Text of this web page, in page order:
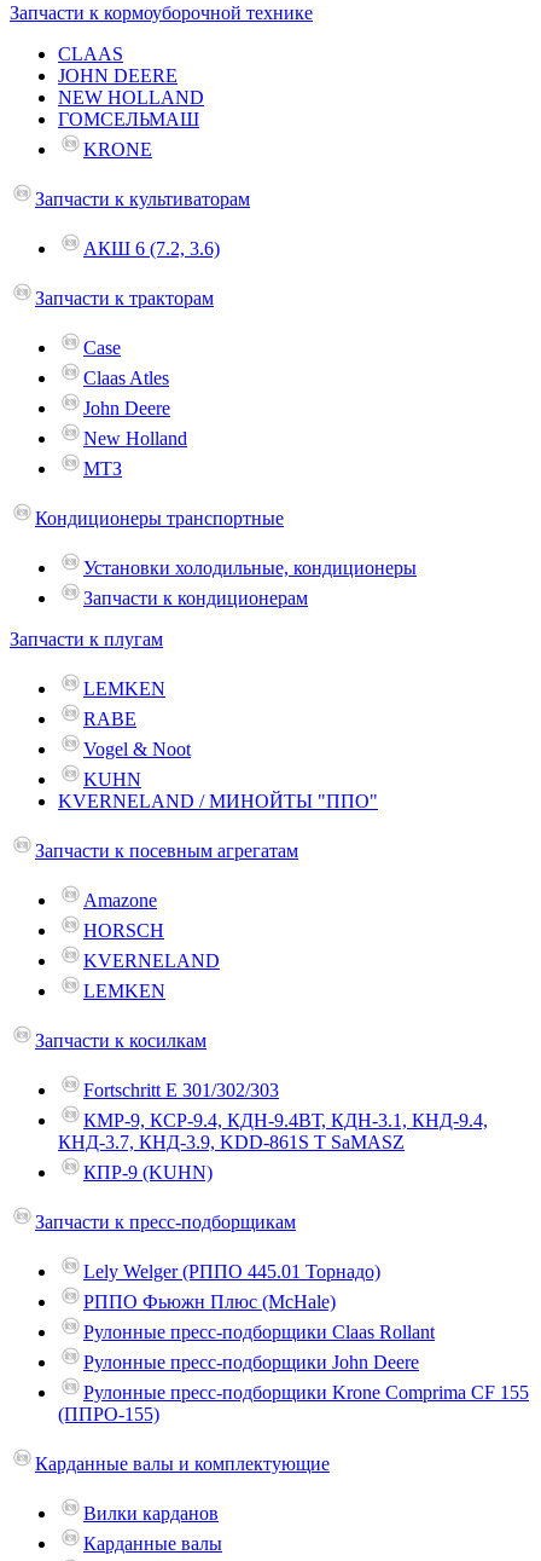
Запчасти к кормоуборочной технике
CLAAS
JOHN DEERE
NEW HOLLAND
ГОМСЕЛЬМАШ
KRONE
Запчасти к культиваторам
АКШ 6 (7.2, 3.6)
Запчасти к тракторам
Case
Claas Atles
John Deere
New Holland
МТЗ
Кондиционеры транспортные
Установки холодильные, кондиционеры
Запчасти к кондиционерам
Запчасти к плугам
LEMKEN
RABE
Vogel & Noot
KUHN
KVERNELAND / МИНОЙТЫ "ППО"
Запчасти к посевным агрегатам
Amazone
HORSCH
KVERNELAND
LEMKEN
Запчасти к косилкам
Fortschritt E 301/302/303
КМР-9, КСР-9.4, КДН-9.4ВТ, КДН-3.1, КНД-9.4,
КНД-3.7, КНД-3.9, KDD-861S T SaMASZ
КПР-9 (KUHN)
Запчасти к пресс-подборщикам
Lely Welger (РППО 445.01 Торнадо)
РППО Фьюжн Плюс (McHale)
Рулонные пресс-подборщики Claas Rollant
Рулонные пресс-подборщики John Deere
Рулонные пресс-подборщики Krone Comprima СF 155
(ППРО-155)
Карданные валы и комплектующие
Вилки карданов
Карданные валы